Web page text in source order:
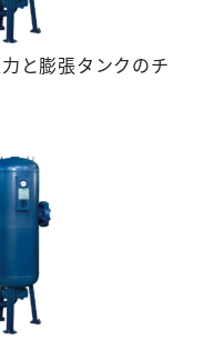
と膨張タンクのチ